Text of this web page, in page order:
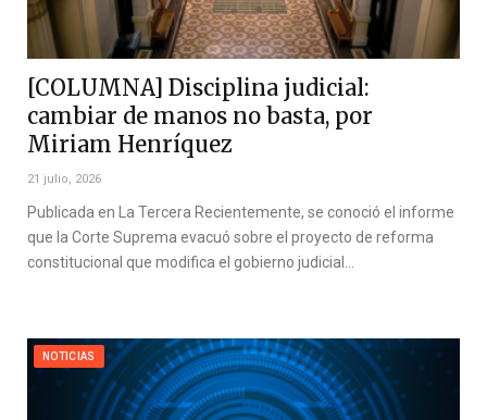
[COLUMNA] Disciplina judicial:
cambiar de manos no basta, por
Miriam Henríquez
21 julio, 2026
Publicada en La Tercera Recientemente, se conoció el informe
que la Corte Suprema evacuó sobre el proyecto de reforma
constitucional que modifica el gobierno judicial…
NOTICIAS